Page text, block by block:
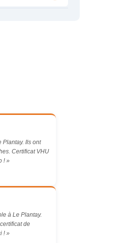
Plantay. Ils ont
Certificat VHU
! »
à Le Plantay.
de
! »